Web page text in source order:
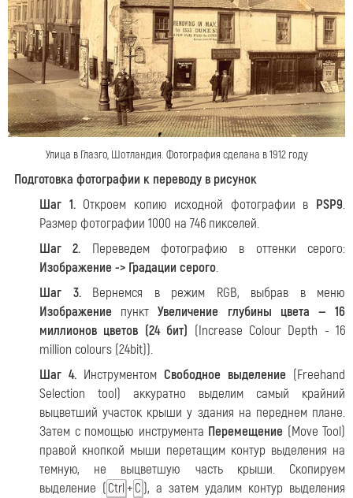
Улица в Глазго, Шотландия. Фотография сделана в 1912 году
Подготовка фотографии к переводу в рисунок
Шаг 1.Откроем копию исходной фотографии в PSP9.
Размер фотографии 1000 на 746 пикселей.
Шаг 2. Переведем фотографию в оттенки серого:
Изображение -> Градации серого.
Шаг 3.Вернемся в режим RGB, выбрав в меню
Изображение пунктУвеличение глубины цвета — 16
миллионов цветов (24 бит) (Increase Colour Depth - 16
million colours (24bit)).
Шаг 4. Инструментом Свободное выделение (Freehand
Selection tool) аккуратно выделим самый крайний
выцветший участок крыши у здания на переднем плане.
Затем с помощью инструмента Перемещение (Move Tool)
правой кнопкой мыши перетащим контур выделения на
темную, не выцветшую часть крыши. Скопируем
выделение ( Ctrl + C ), а затем удалим контур выделения